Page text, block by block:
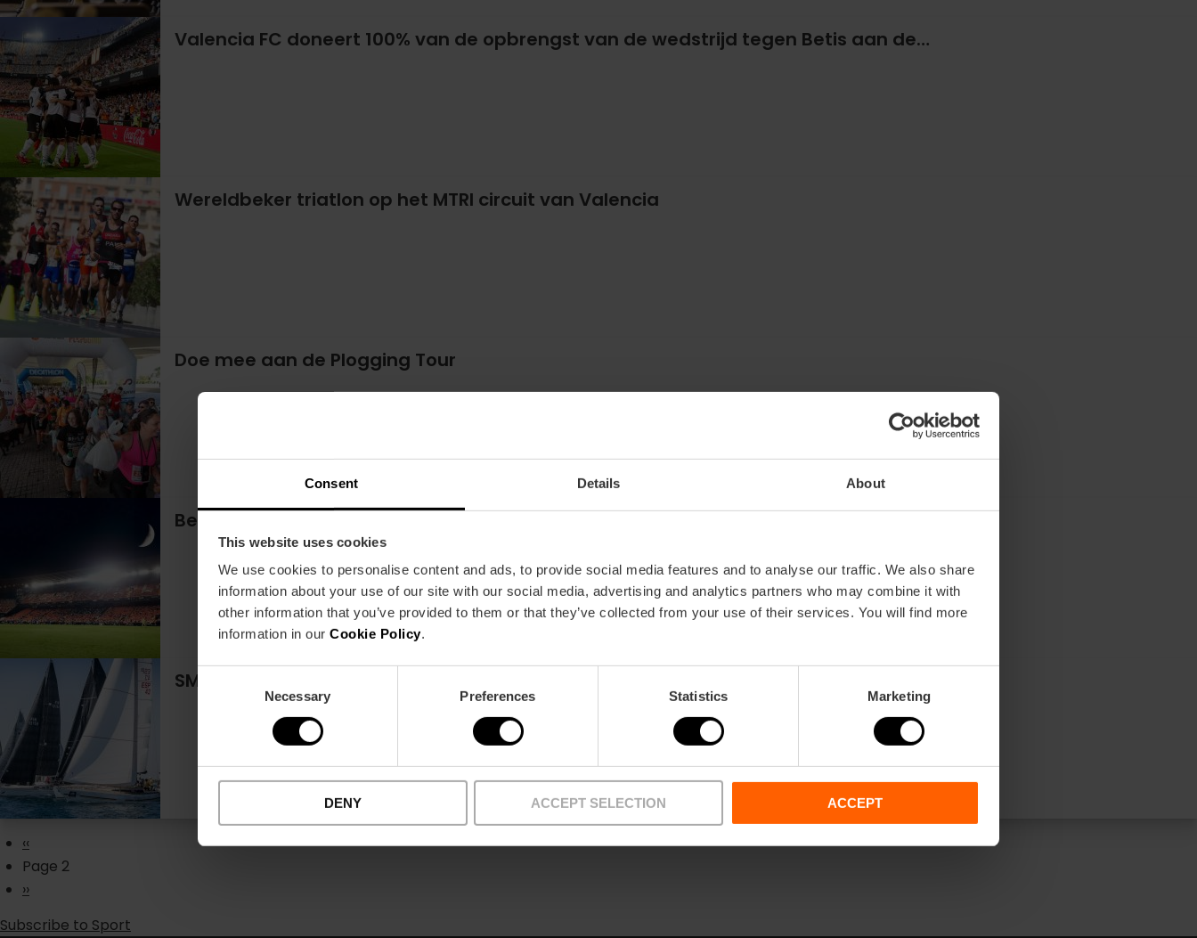
Consent Details About
This website uses cookies
We use cookies to personalise content and ads, to provide social media features and to analyse our traffic. We also share
information about your use of our site with our social media, advertising and analytics partners who may combine it with
other information that you’ve provided to them or that they’ve collected from your use of their services. You will find more
information in our Cookie Policy.
Consent
Necessary Preferences Statistics Marketing
DENY ACCEPT SELECTION ACCEPT
Valencia FC doneert 100% van de opbrengst van de wedstrijd tegen Betis aan de…
Wereldbeker triatlon op het MTRI circuit van Valencia
Doe mee aan de Plogging Tour
Beleef de beste voetbalwedstrijden op het veld van Mestalla
SM La Reina-trofee bij Club Náutico
Pagination
Previous
page
‹‹
Page 2
Volgende
››
Subscribe to Sport